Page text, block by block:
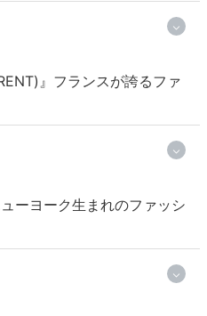
』フランスが誇るファ
ーヨーク生まれのファッシ